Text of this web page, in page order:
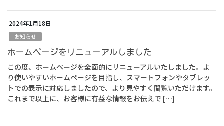
2024年1月18日
お知らせ
ホームページをリニューアルしました
この度、ホームページを全面的にリニューアルいたしました。よ
り使いやすいホームページを目指し、スマートフォンやタブレッ
トでの表示に対応しましたので、より見やすく閲覧いただけます。
これまで以上に、お客様に有益な情報をお伝えで […]